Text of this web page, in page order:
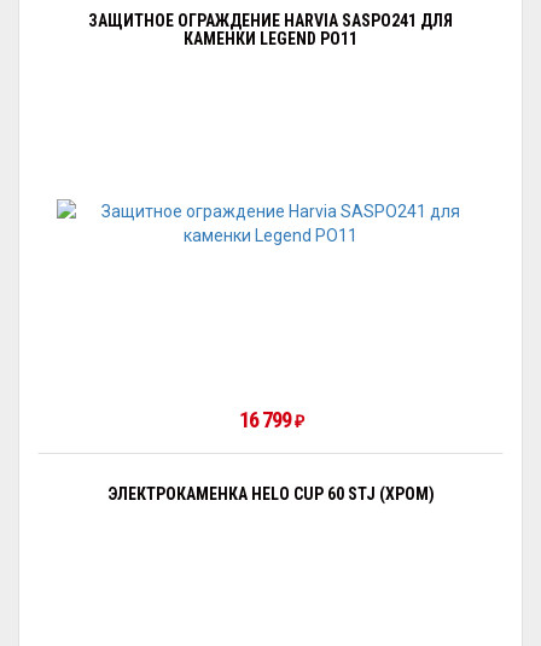
ЗАЩИТНОЕ ОГРАЖДЕНИЕ HARVIA SASPO241 ДЛЯ
КАМЕНКИ LEGEND PO11
16 799₽
ЭЛЕКТРОКАМЕНКА HELO CUP 60 STJ (ХРОМ)